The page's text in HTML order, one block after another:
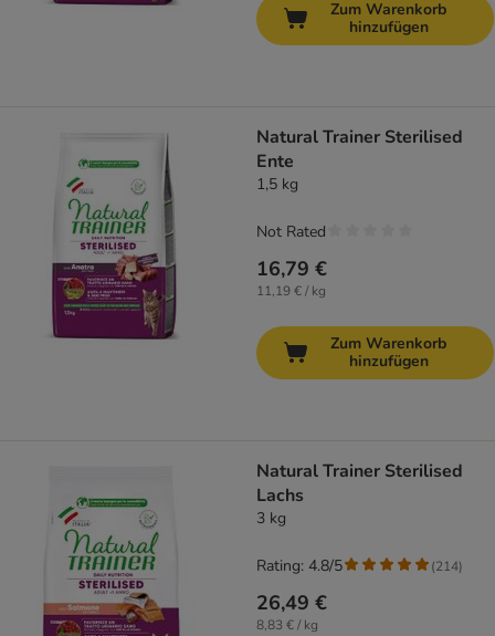
Zum Warenkorb
hinzufügen
Natural Trainer Sterilised
Ente
1,5 kg
16,79 €
11,19 € / kg
Not Rated
Zum Warenkorb
hinzufügen
Natural Trainer Sterilised
Lachs
3 kg
26,49 €
8,83 € / kg
Rating: 4.8/5 (214)